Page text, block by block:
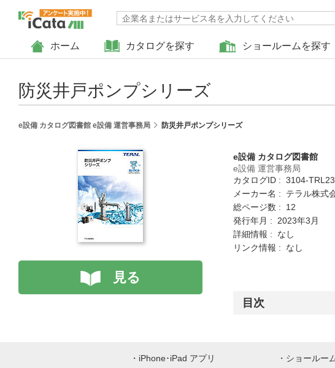
ホーム カタログを探す ショールームを探す
防災井戸ポンプシリーズ
e設備 カタログ図書館 e設備 運営事務局 防災井戸ポンプシリーズ
見る
e設備 カタログ図書館
e設備 運営事務局
カタログID : 3104-
メーカー名 : テラル株式
総ページ数 : 12
発行年月 : 2023年3月
詳細情報 : なし
リンク情報 : なし
目次
iPhone･iPad アプリ
ショールー